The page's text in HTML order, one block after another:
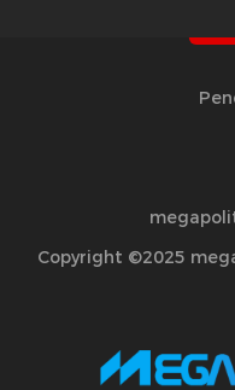
Copyright ©2025